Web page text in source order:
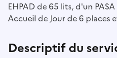
EHPAD de 65 lits, d'un
Accueil de Jour de 6 places
Descriptif du